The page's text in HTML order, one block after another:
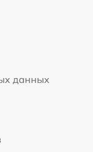
данных